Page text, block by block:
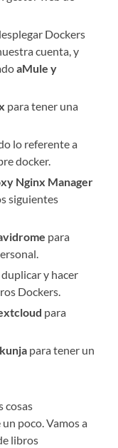
Dockers
cuenta, y
aMule y
para tener una
lo referente a
docker.
Nginx Manager
siguientes
para
y hacer
Dockers.
para
para tener un
cosas
poco. Vamos a
libros